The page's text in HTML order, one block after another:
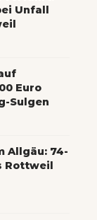
Unfall
Euro
Sulgen
Allgäu: 74-
Rottweil